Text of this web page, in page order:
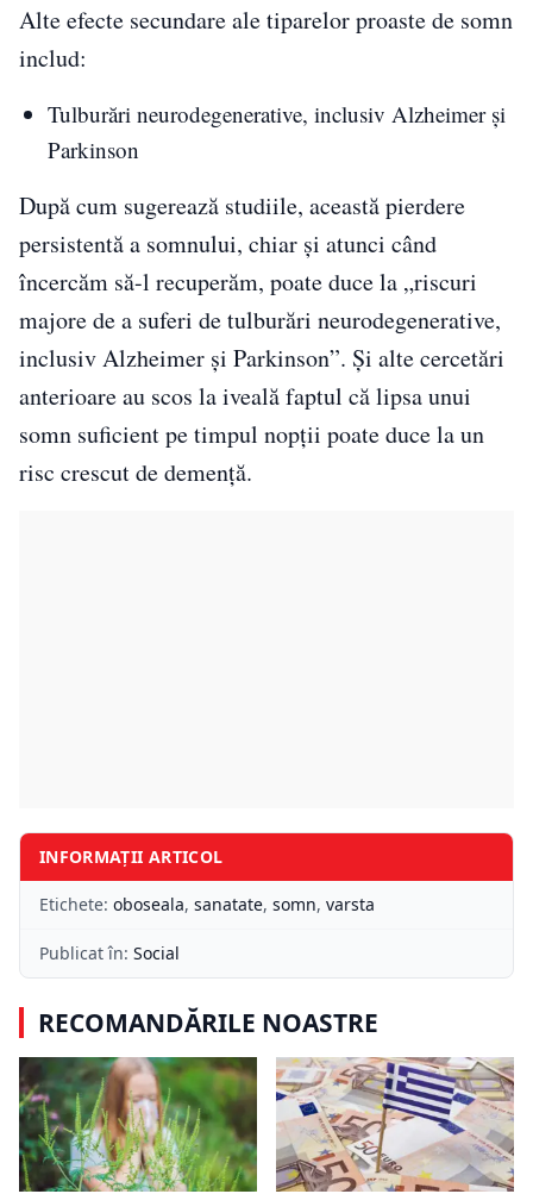
Alte efecte secundare ale tiparelor proaste de somn
includ:
Tulburări neurodegenerative, inclusiv Alzheimer și
Parkinson
După cum sugerează studiile, această pierdere
persistentă a somnului, chiar și atunci când
încercăm să-l recuperăm, poate duce la „riscuri
majore de a suferi de tulburări neurodegenerative,
inclusiv Alzheimer și Parkinson”. Și alte cercetări
anterioare au scos la iveală faptul că lipsa unui
somn suficient pe timpul nopții poate duce la un
risc crescut de demență.
INFORMAȚII ARTICOL
Etichete: oboseala, sanatate, somn, varsta
Publicat în: Social
RECOMANDĂRILE NOASTRE